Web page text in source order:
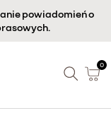
powiadomień o
0